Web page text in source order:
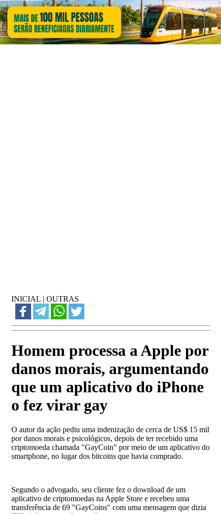
INICIAL | OUTRAS
Homem processa a Apple por
danos morais, argumentando
que um aplicativo do iPhone
o fez virar gay
O autor da ação pediu uma indenização de cerca de US$ 15 mil
por danos morais e psicológicos, depois de ter recebido uma
criptomoeda chamada "GayCoin" por meio de um aplicativo do
smartphone, no lugar dos bitcoins que havia comprado.
Segundo o advogado, seu cliente fez o download de um
aplicativo de criptomoedas na Apple Store e recebeu uma
transferência de 69 "GayCoins" com uma mensagem que dizia